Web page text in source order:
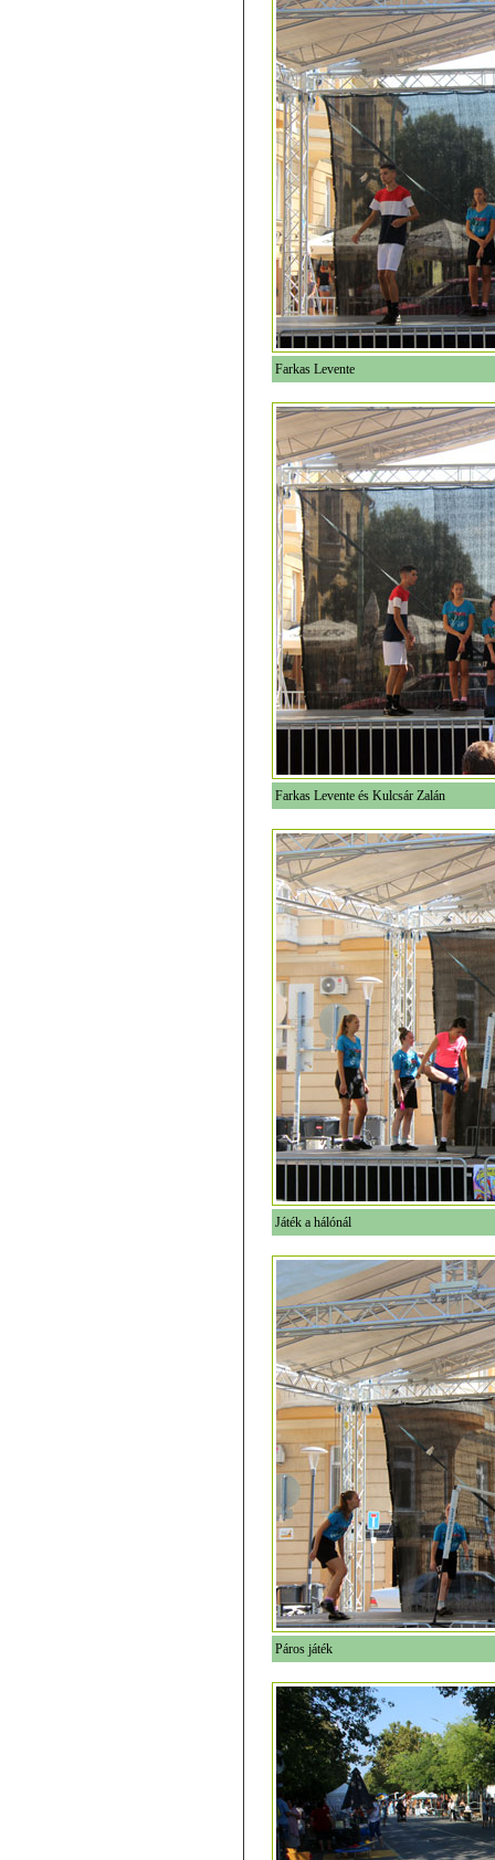
Farkas Levente
Farkas Levente és Kulcsár Zalán
Játék a hálónál
Páros játék